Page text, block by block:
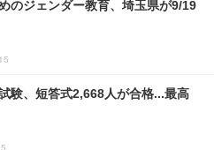
のジェンダー教育、埼玉県が9/19
験、短答式2,668人が合格...最高